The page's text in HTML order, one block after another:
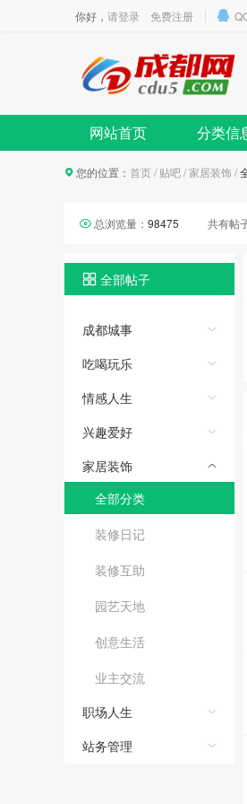
你好， 请登录 免费注册
网站首页 分类信
您的位置： 首页/ 贴吧/家居装饰 /
总浏览量： 98475 共有帖
全部帖子
成都城事
吃喝玩乐
情感人生
兴趣爱好
家居装饰
全部分类
装修日记
装修互助
园艺天地
创意生活
业主交流
职场人生
站务管理